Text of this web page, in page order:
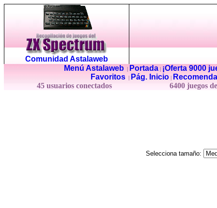
Comunidad Astalaweb
Menú Astalaweb| Portada|
¡Oferta 9000
Favoritos
Pág. Inicio
45 usuarios conectados
6400 juegos
Selecciona tamaño: